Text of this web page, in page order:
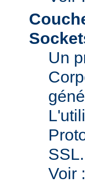
Un
SSL.
Voir :